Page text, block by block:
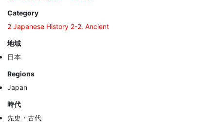
Category
2 Japanese History 2-2. Ancient
地域
日本
Regions
Japan
時代
先史・古代